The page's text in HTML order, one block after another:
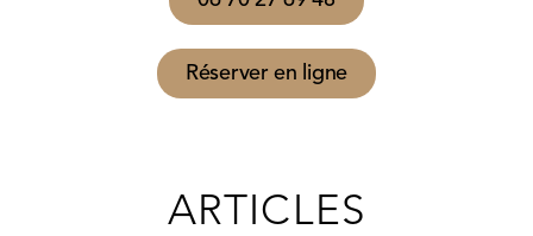
Réserver en ligne
ARTICLES